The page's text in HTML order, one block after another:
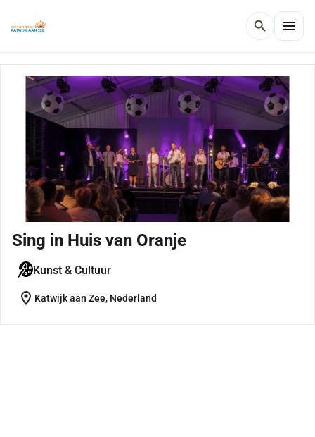
search menu
Sing in Huis van Oranje
Kunst & Cultuur
location_on Katwijk aan Zee, Nederland